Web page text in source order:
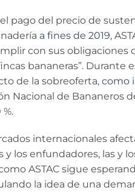
pago del precio de
a fines de 2019,
con sus obligaciones
bananeras”. Durante
de la sobreoferta, como
Nacional de Bananeros
internacionales
y los enfundadores, las y
ASTAC sigue
la idea de una